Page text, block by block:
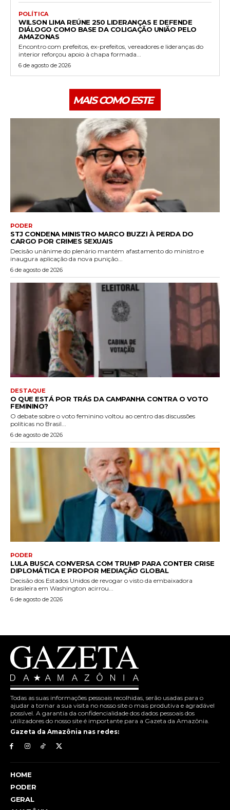
POLÍTICA
WILSON LIMA REÚNE 250 LIDERANÇAS E DEFENDE
DIÁLOGO COMO BASE DA COLIGAÇÃO UNIÃO PELO
AMAZONAS
Encontro com prefeitos, ex-prefeitos, vereadores e lideranças do
interior reforçou apoio à chapa formada...
6 de agosto de 2026
MAIS COMO ESTE
PODER
STJ CONDENA MINISTRO MARCO BUZZI À PERDA DO
CARGO POR CRIMES SEXUAIS
Decisão unânime do plenário mantém afastamento do ministro e
inaugura aplicação da nova punição...
6 de agosto de 2026
DESTAQUE
O QUE ESTÁ POR TRÁS DA CAMPANHA CONTRA O VOTO
FEMININO?
O debate sobre o voto feminino voltou ao centro das discussões
políticas no Brasil...
6 de agosto de 2026
PODER
LULA BUSCA CONVERSA COM TRUMP PARA CONTER CRISE
DIPLOMÁTICA E PROPOR MEDIAÇÃO GLOBAL
Decisão dos Estados Unidos de revogar o visto da embaixadora
brasileira em Washington acirrou...
6 de agosto de 2026
Todas as suas informações pessoais recolhidas, serão usadas para o
ajudar a tornar a sua visita no nosso site o mais produtiva e agradável
possível. A garantia da confidencialidade dos dados pessoais dos
utilizadores do nosso site é importante para a Gazeta da Amazônia.
Gazeta da Amazônia nas redes:
HOME
PODER
GERAL